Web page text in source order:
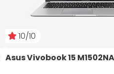
10/10
Asus Vivobook 15